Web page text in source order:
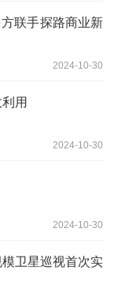
方联手探路商业新
2024-10-30
用
2024-10-30
2024-10-30
卫星巡视首次实